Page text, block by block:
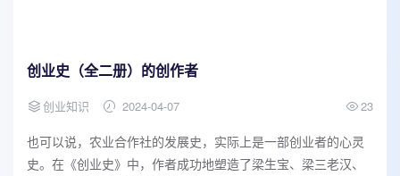
创业史（全二册）的创作者
创业知识 2024-04-07 23
也可以说，农业合作社的发展史，实际上是一部创业者的心灵
史。在《创业史》中，作者成功地塑造了梁生宝、梁三老汉、